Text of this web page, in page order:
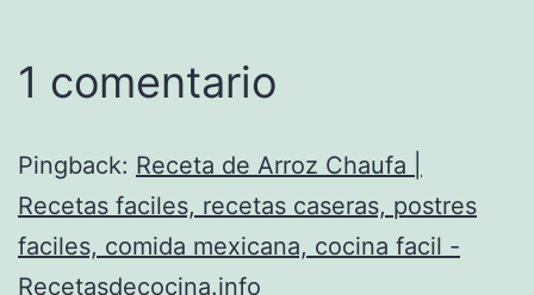
1 comentario
Pingback: Receta de Arroz Chaufa |
Recetas faciles, recetas caseras, postres
faciles, comida mexicana, cocina facil -
Recetasdecocina.info